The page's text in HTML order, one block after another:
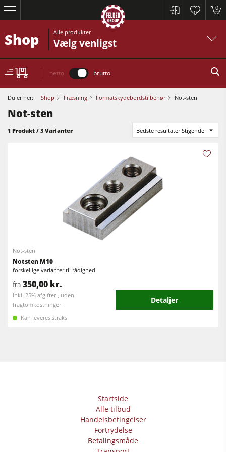
0
0
Rundsave / formatrundsave
Kombimaskiner
CNC-Bearbejdningscentre
Kantlimemaskiner
Bredbåndspudsere
Langbånds- & kantslibemaskiner
Børste- og børstepudsemaskiner
Båndsave
Renluft udsugningssystemer & spånsuger
Fremtrækapparater
Rundsave / formatrundsave
Fræser / rundsave
Kombimaskiner
Kantlimemaskiner
Slibemaskiner
Båndsave
Boremaskiner
Shop Alle produkter
Vælg venligst
netto brutto
Du er her: Shop Fræsning Formatskydebordstilbehør Not-sten
Not-sten
1 Produkt / 3 Varianter Bedste resultater Stigende
Not-sten
Notsten M10
forskellige varianter til rådighed
fra 350,00 kr.
inkl. 25% afgifter , uden
fragtomkostninger
Detaljer
Kan leveres straks
Startside
Alle tilbud
Handelsbetingelser
Fortrydelse
Betalingsmåde